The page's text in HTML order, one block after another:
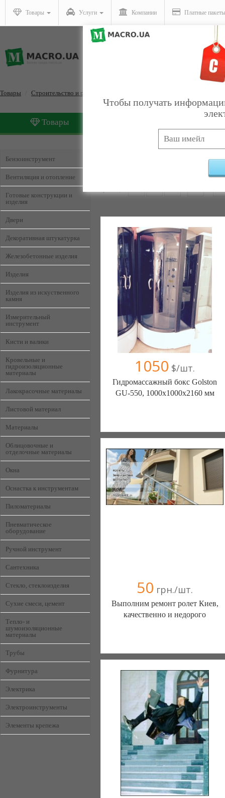
Товары Услуги Компании Платные пакеты
Товары Строительство и ремонт
Товары
Бензоинструмент
Вентиляция и отопление
Готовые конструкции и
изделия
Двери
Декоративная штукатурка
Железобетонные изделия
Изделия
Изделия из искуственного
камня
Измерительный
инструмент
Кисти и валики
Кровельные и
гидроизоляционные
материалы
Лакокрасочные материалы
Листовой материал
Материалы
Облицовочные и
отделочные материалы
Окна
Оснастка к инструментам
Пиломатериалы
Пневматическое
оборудование
Ручной инструмент
Сантехника
Стекло, стеклоизделия
Сухие смеси, цемент
Тепло- и
шумоизоляционные
материалы
Трубы
Фурнитура
Электрика
Электроинструменты
Элементы крепежа
Строительство и ремонт
1050 $/шт.
Гидромассажный бокс Golston
GU-550, 1000х1000х2160 мм
+38 (067) 747-13-83
+38 (063) 470-78-15
50 грн./шт.
Выполним ремонт ролет Киев,
качественно и недорого
8 отзыв(а), 87% положительных
044 2218414
097 3294047
Чтобы получать